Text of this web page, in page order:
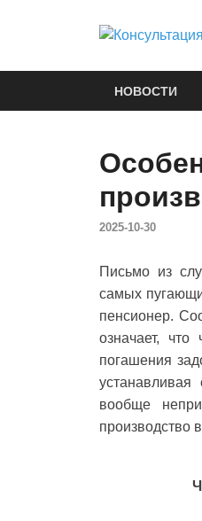
НОВОСТИ
2025-10-30
Письмо из
самых
пенсионер.
означает,
погашения
вообще
производство